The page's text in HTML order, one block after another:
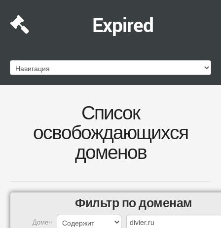
Expired
Список
освобождающихся
доменов
Фильтр по доменам
Домен